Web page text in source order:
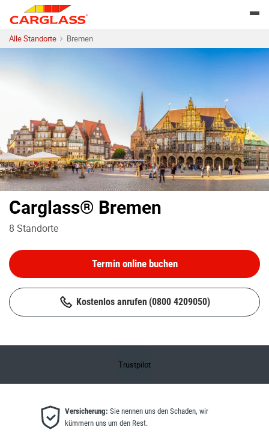
Skip to content
Return to Nav
Alle Standorte Bremen
Carglass® Bremen
8 Standorte
Termin online buchen
Kostenlos anrufen (0800 4209050)
Trustpilot
Versicherung: Sie nennen uns den Schaden, wir
kümmern uns um den Rest.